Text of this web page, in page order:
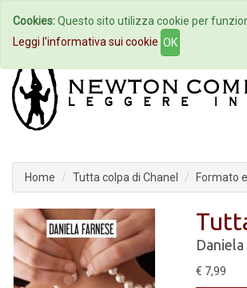
Home Autori
Home Tutta colpa di Chanel Formato
Daniela
€ 7,99
Cookies:Questo sito utilizza cookie per
Leggi l'informativa sui cookie OK